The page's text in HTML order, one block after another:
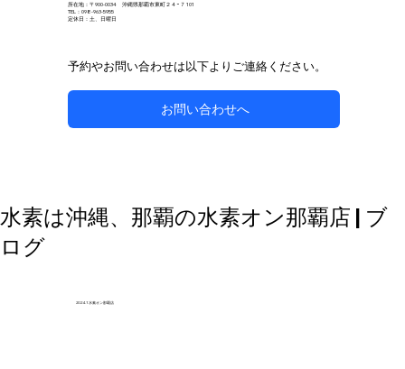
所在地：〒900-0034 沖縄県那覇市東町２４−７ 101
TEL：098-963-5955
定休日：土、日曜日
予約やお問い合わせは以下よりご連絡ください。
お問い合わせへ
水素は沖縄、那覇の水素オン那覇店 | ブ
ログ
自然な方法で副鼻腔炎のケアを目指す
2024.1 水素オン那覇店